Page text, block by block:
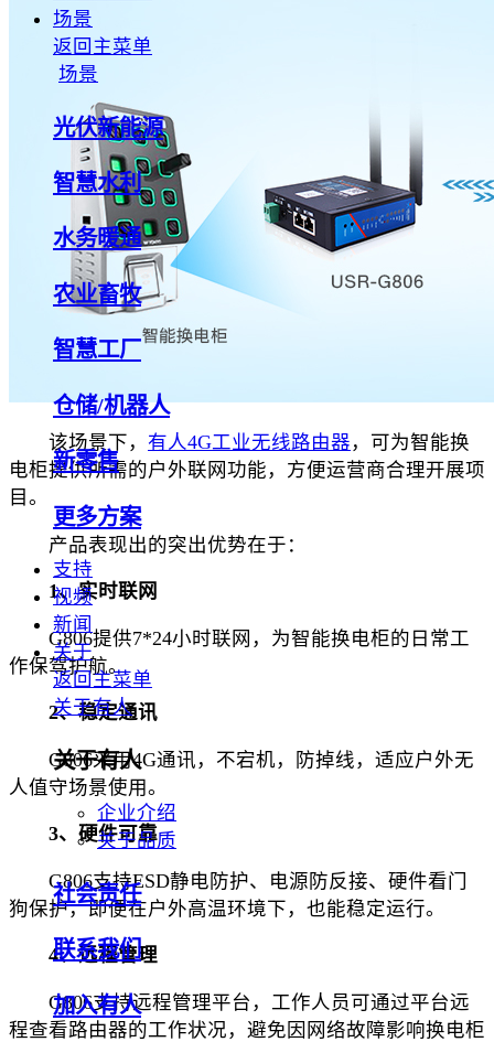
场景
返回主菜单
场景
光伏新能源
智慧水利
水务暖通
农业畜牧
智慧工厂
仓储/机器人
新零售
更多方案
支持
视频
新闻
关于
返回主菜单
关于有人
关于有人
企业介绍
关于品质
社会责任
联系我们
加入有人
该场景下， 有人4G工业无线路由器 ，可为智能换
电柜提供所需的户外联网功能，方便运营商合理开展项
目。
产品表现出的突出优势在于：
1、实时联网
G806提供7*24小时联网，为智能换电柜的日常工
作保驾护航。
2、稳定通讯
G806采用4G通讯，不宕机，防掉线，适应户外无
人值守场景使用。
3、硬件可靠
G806支持ESD静电防护、电源防反接、硬件看门
狗保护，即便在户外高温环境下，也能稳定运行。
4、远程管理
G806支持远程管理平台，工作人员可通过平台远
程查看路由器的工作状况，避免因网络故障影响换电柜